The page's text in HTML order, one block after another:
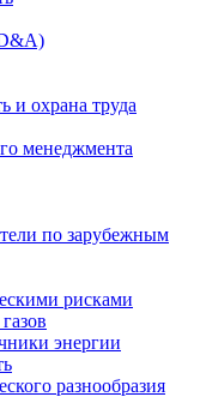
и охрана труда
менеджмента
по зарубежным
рисками
энергии
разнообразия